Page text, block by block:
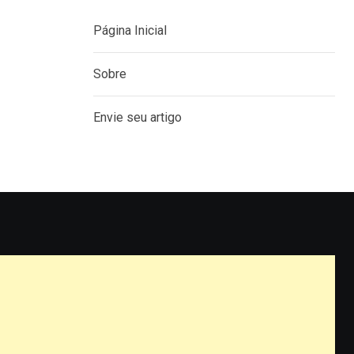
Página Inicial
Sobre
Envie seu artigo